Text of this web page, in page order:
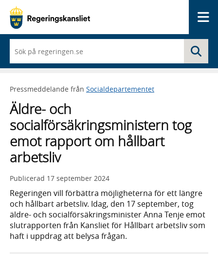
du
börjar
skriva
framträder
en
lista
med
sökförslag
Pressmeddelande från Socialdepartementet
Äldre- och
socialförsäkringsministern tog
emot rapport om hållbart
arbetsliv
Publicerad 17 september 2024
Regeringen vill förbättra möjligheterna för ett längre
och hållbart arbetsliv. Idag, den 17 september, tog
äldre- och socialförsäkringsminister Anna Tenje emot
slutrapporten från Kansliet för Hållbart arbetsliv som
haft i uppdrag att belysa frågan.